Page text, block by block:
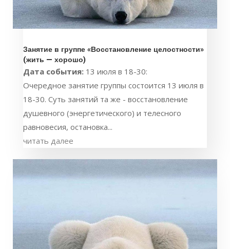
Занятие в группе «Восстановление целостности»
(жить — хорошо)
Дата события: 13 июля в 18-30:
Очередное занятие группы состоится 13 июля в
18-30. Суть занятий та же - восстановление
душевного (энергетического) и телесного
равновесия, остановка...
читать далее